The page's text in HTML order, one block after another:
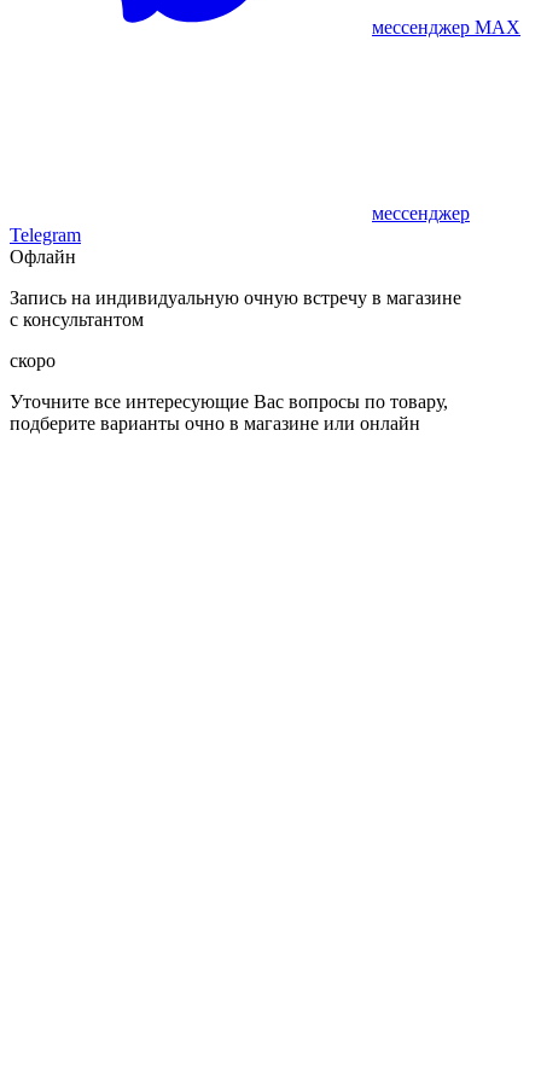
мессенджер MAX
мессенджер
Telegram
Офлайн
Запись на индивидуальную очную встречу в магазине
с консультантом
скоро
Уточните все интересующие Вас вопросы по товару,
подберите варианты очно в магазине или онлайн